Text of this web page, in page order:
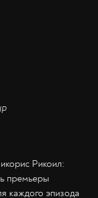
Рикоил:
премьеры
каждого эпизода